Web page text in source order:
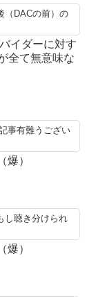
（DACの前）の
イダーに対す
全て無意味な
事有難うござい
爆）
し聴き分けられ
爆）